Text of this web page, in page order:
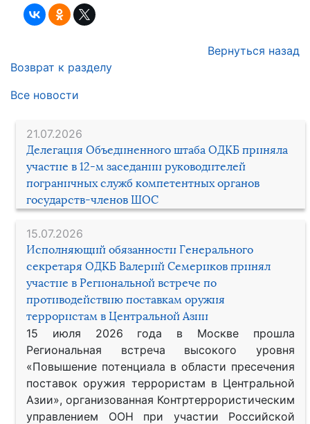
21.07.2026
Делегация Объединенного штаба ОДКБ приняла
участие в 12-м заседании руководителей
пограничных служб компетентных органов
государств-членов ШОС
15.07.2026
Исполняющий обязанности Генерального
секретаря ОДКБ Валерий Семериков принял
участие в Региональной встрече по
противодействию поставкам оружия
террористам в Центральной Азии
15 июля 2026 года в Москве прошла
Региональная встреча высокого уровня
«Повышение потенциала в области пресечения
поставок оружия террористам в Центральной
Азии», организованная Контртеррористическим
управлением ООН при участии Российской
Вернуться назад
Возврат к разделу
Все новости